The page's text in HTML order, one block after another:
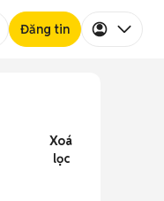
Đăng tin
Xoá
lọc